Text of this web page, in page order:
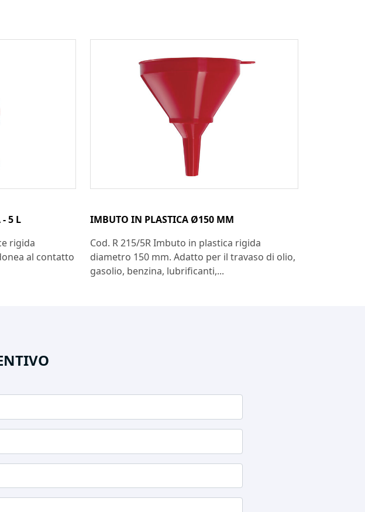
- 5 L
rigida
al contatto
IMBUTO IN PLASTICA Ø150 MM
Cod. R 215/5R Imbuto in plastica rigida
diametro 150 mm. Adatto per il travaso di olio,
gasolio, benzina, lubrificanti,...